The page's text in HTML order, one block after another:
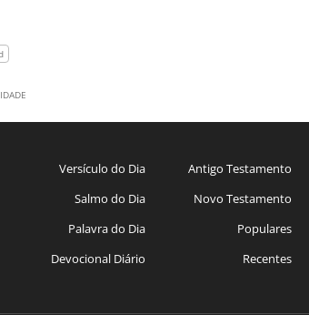
Versículo do Dia
Salmo do Dia
Palavra do Dia
Devocional Diário
Antigo Testamento
Novo Testamento
Populares
Recentes